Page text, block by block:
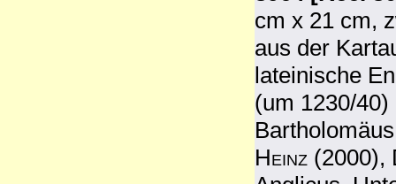
cm x 21 cm,
aus der
lateinische
(um 1230/
Heinz (2000),